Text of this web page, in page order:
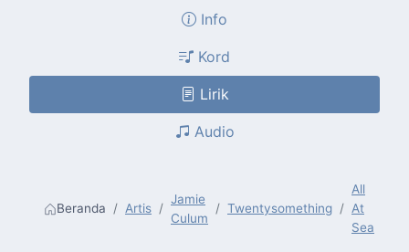
Info
Kord
Lirik
Audio
Beranda Artis
Jamie
Culum
Twentysomething
All
At
Sea